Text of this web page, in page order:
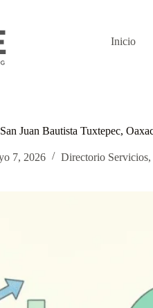
Inicio
Juan Bautista Tuxtepec,
7, 2026 Directorio Servicios,